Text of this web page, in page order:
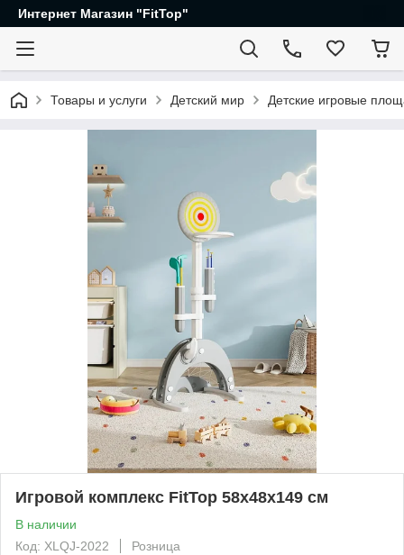
Интернет Магазин "FitTop"
Товары и услуги Детский мир Детские игровые
Игровой комплекс FitTop 58x48x149 см
В наличии
Код: XLQJ-2022
Розница